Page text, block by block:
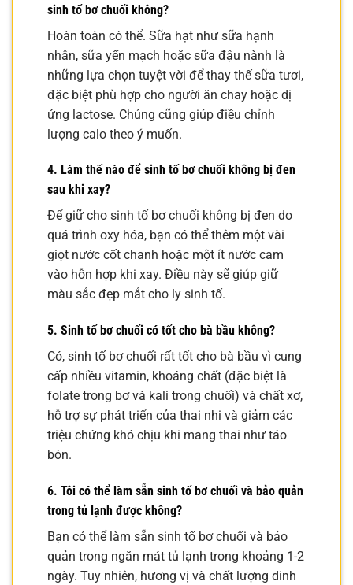
sinh tố bơ chuối không?
Hoàn toàn có thể. Sữa hạt như sữa hạnh
nhân, sữa yến mạch hoặc sữa đậu nành là
những lựa chọn tuyệt vời để thay thế sữa tươi,
đặc biệt phù hợp cho người ăn chay hoặc dị
ứng lactose. Chúng cũng giúp điều chỉnh
lượng calo theo ý muốn.
4. Làm thế nào để sinh tố bơ chuối không bị đen
sau khi xay?
Để giữ cho sinh tố bơ chuối không bị đen do
quá trình oxy hóa, bạn có thể thêm một vài
giọt nước cốt chanh hoặc một ít nước cam
vào hỗn hợp khi xay. Điều này sẽ giúp giữ
màu sắc đẹp mắt cho ly sinh tố.
5. Sinh tố bơ chuối có tốt cho bà bầu không?
Có, sinh tố bơ chuối rất tốt cho bà bầu vì cung
cấp nhiều vitamin, khoáng chất (đặc biệt là
folate trong bơ và kali trong chuối) và chất xơ,
hỗ trợ sự phát triển của thai nhi và giảm các
triệu chứng khó chịu khi mang thai như táo
bón.
6. Tôi có thể làm sẵn sinh tố bơ chuối và bảo quản
trong tủ lạnh được không?
Bạn có thể làm sẵn sinh tố bơ chuối và bảo
quản trong ngăn mát tủ lạnh trong khoảng 1-2
ngày. Tuy nhiên, hương vị và chất lượng dinh